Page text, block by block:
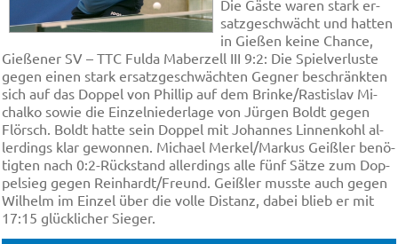
Die Gäste waren stark er­
satz­ge­schwächt und hatten
in Gie­ßen kei­ne Chan­ce,
Gie­ße­ner SV – TTC Ful­da Ma­ber­zell III 9:2: Die Spiel­ver­lu­ste
ge­gen ei­nen stark er­satz­ge­schwäch­ten Geg­ner be­schränk­ten
sich auf das Dop­pel von Phil­lip auf dem Brin­ke/Rast­is­lav Mi­
chal­ko so­wie die Ein­zel­nie­der­la­ge von Jür­gen Boldt ge­gen
Flörsch. Boldt hat­te sein Dop­pel mit Jo­han­nes Lin­nen­kohl al­
ler­dings klar ge­won­nen. Mi­cha­el Mer­kel/Mar­kus Geiß­ler be­nö­
tig­ten nach 0:2-Rück­stand al­ler­dings al­le fünf Sät­ze zum Dop­
pel­sieg ge­gen Rein­hardt/Freund. Geiß­ler muss­te auch ge­gen
Wil­helm im Ein­zel über die vol­le Dis­tanz, da­bei blieb er mit
17:15 glü­ckli­cher Sie­ger.